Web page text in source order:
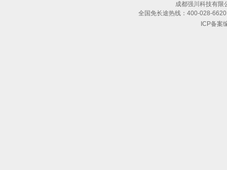
成都强川科技有限
全国免长途热线：400-028-
ICP备案